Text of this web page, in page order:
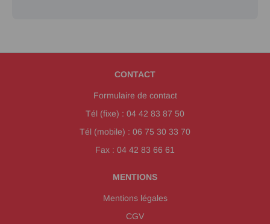
CONTACT
Formulaire de contact
Tél (fixe) : 04 42 83 87 50
Tél (mobile) : 06 75 30 33 70
Fax : 04 42 83 66 61
MENTIONS
Mentions légales
CGV